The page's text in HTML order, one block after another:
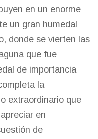
en un enorme
un gran humedal
donde se vierten las
que fue
de importancia
la
extraordinario que
en
de